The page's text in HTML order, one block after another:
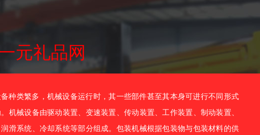
元礼品网
类繁多，机械设备运行时，其一些部件甚至其本身可进行不同形式
机械设备由驱动装置、变速装置、传动装置、工作装置、制动装置、
润滑系统、冷却系统等部分组成。包装机械根据包装物与包装材料的供